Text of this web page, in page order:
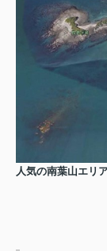
人気の南葉山エリ